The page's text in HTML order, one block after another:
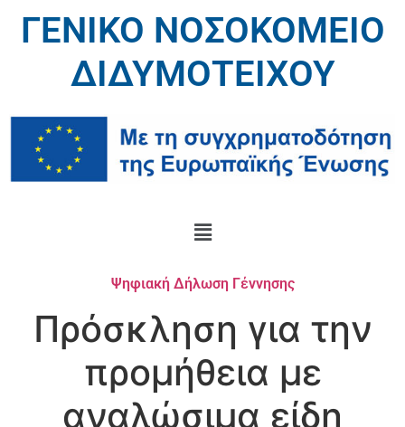
ΓΕΝΙΚΟ ΝΟΣΟΚΟΜΕΙΟ
ΔΙΔΥΜΟΤΕΙΧΟΥ
Ψηφιακή Δήλωση Γέννησης
Πρόσκληση για την
προμήθεια με
αναλώσιμα είδη